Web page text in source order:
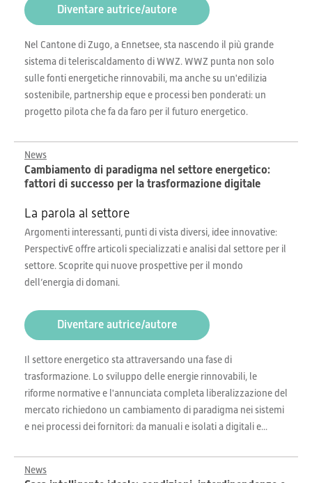
Diventare autrice/autore
Nel Cantone di Zugo, a Ennetsee, sta nascendo il più grande
sistema di teleriscaldamento di WWZ. WWZ punta non solo
sulle fonti energetiche rinnovabili, ma anche su un'edilizia
sostenibile, partnership eque e processi ben ponderati: un
progetto pilota che fa da faro per il futuro energetico.
News
Cambiamento di paradigma nel settore energetico:
fattori di successo per la trasformazione digitale
La parola al settore
Argomenti interessanti, punti di vista diversi, idee innovative:
PerspectivE offre articoli specializzati e analisi dal settore per il
settore. Scoprite qui nuove prospettive per il mondo
dell’energia di domani.
Diventare autrice/autore
Il settore energetico sta attraversando una fase di
trasformazione. Lo sviluppo delle energie rinnovabili, le
riforme normative e l'annunciata completa liberalizzazione del
mercato richiedono un cambiamento di paradigma nei sistemi
e nei processi dei fornitori: da manuali e isolati a digitali e...
News